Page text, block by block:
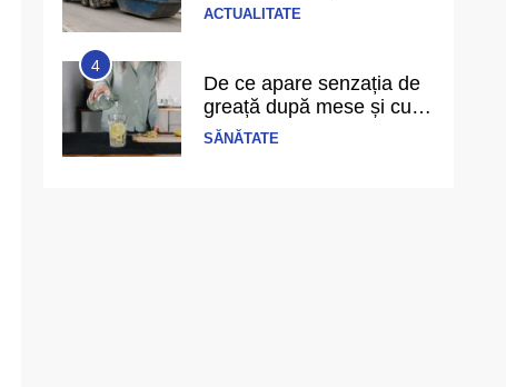
singur detaliu pe care
ACTUALITATE
4
De ce apare senzația de
greață după mese și cum
o prevenim?
SĂNĂTATE